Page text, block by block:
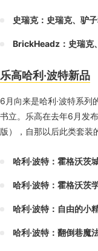
史瑞克：史瑞克、驴
BrickHeadz：史瑞克
乐高哈利·波特新品
6月向来是哈利·波特系列
书立。乐高在去年6月发
版），自那以后此类套装
哈利·波特：霍格沃茨
哈利·波特：霍格沃茨
哈利·波特：自由的小
哈利·波特：翻倒巷魔